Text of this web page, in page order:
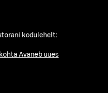
kodulehelt:
Avaneb uues